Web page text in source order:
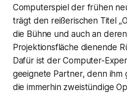
Computerspiel der frühen
trägt den reißerischen Titel
die Bühne und auch an
Projektionsfläche dienende
Dafür ist der Computer-
geeignete Partner, denn ihm
die immerhin zweistündige